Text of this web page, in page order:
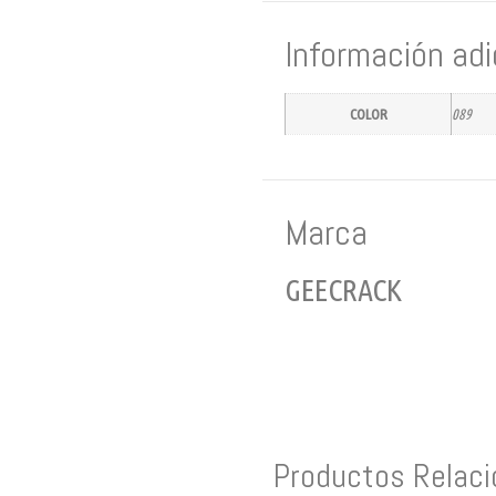
Información
COLOR 089
Marca
GEECRACK
Productos